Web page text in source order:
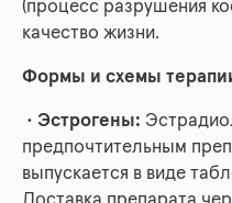
(процесс разрушения
качество жизни.
Формы и схемы
• Эстрогены:
предпочтительным
выпускается в виде